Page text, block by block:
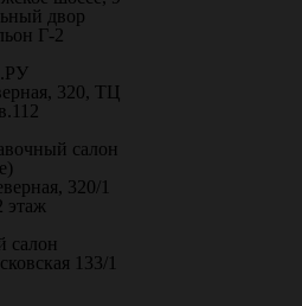
двор
Г-2
320, ТЦ
салон
320/1
этаж
салон
133/1